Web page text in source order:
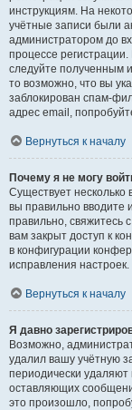
инструкциям. На
учётные записи были
администратором до
процессе
следуйте полученным
то возможно, что вы
заблокирован спам-
адрес email,
Вернуться к началу
Почему я не могу
Существует несколько
вы правильно вводите
правильно, свяжитесь
вам закрыт доступ к
в конфигурации
исправления настроек.
Вернуться к началу
Я давно
Возможно,
удалил вашу учётную
периодически
оставляющих
это произошло,